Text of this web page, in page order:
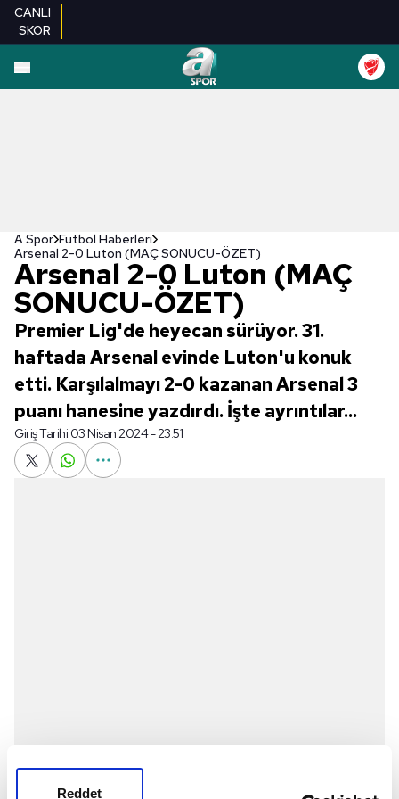
Reddet
CANLI
SKOR
A Spor Futbol Haberleri
Arsenal 2-0 Luton (MAÇ SONUCU-ÖZET)
Arsenal 2-0 Luton (MAÇ
SONUCU-ÖZET)
Premier Lig'de heyecan sürüyor. 31.
haftada Arsenal evinde Luton'u konuk
etti. Karşılalmayı 2-0 kazanan Arsenal 3
puanı hanesine yazdırdı. İşte ayrıntılar...
Giriş Tarihi:03 Nisan 2024 - 23:51
Arsenal
ile Luton, İngiltere Premier Lig'in 31.